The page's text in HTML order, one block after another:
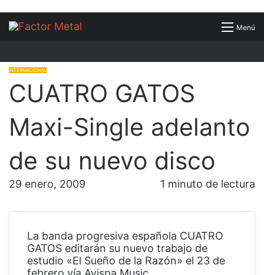
Menú
Buscar
INTERNACIONAL
CUATRO GATOS
Maxi-Single adelanto
de su nuevo disco
29 enero, 2009 1 minuto de lectura
La banda progresiva española CUATRO
GATOS editarán su nuevo trabajo de
estudio «El Sueño de la Razón» el 23 de